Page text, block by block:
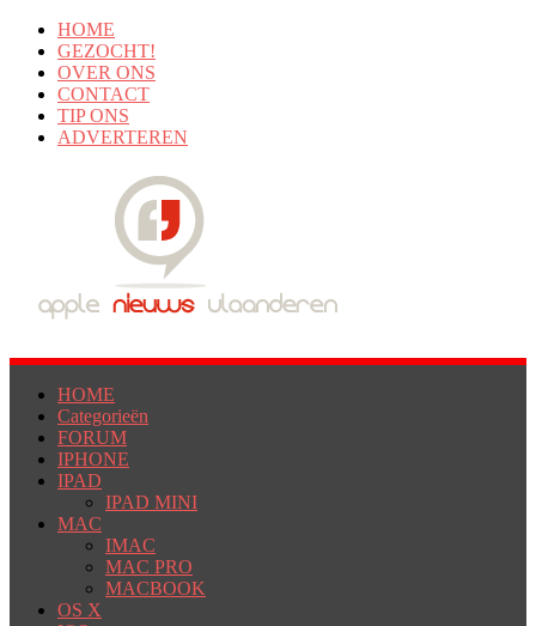
HOME
GEZOCHT!
OVER ONS
CONTACT
TIP ONS
ADVERTEREN
HOME
Categorieën
FORUM
IPHONE
IPAD
IPAD MINI
MAC
IMAC
MAC PRO
MACBOOK
OS X